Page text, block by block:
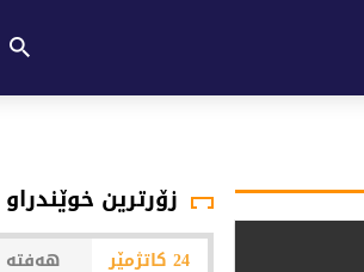
زۆرترین خوێندراو
24 کاتژمێر هەفتە